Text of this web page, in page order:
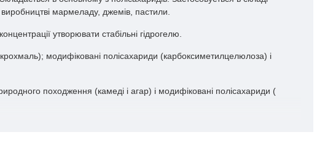
мармеладу, джемів, пастили.
утворювати стабільні гідрогелю.
модифіковані полісахариди (карбоксиметилцелюлоза) і
походження (камеді і агар) і модифіковані полісахариди (